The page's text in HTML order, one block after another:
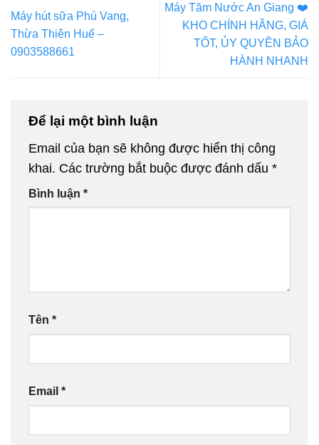
Máy hút sữa Phú Vang,
Thừa Thiên Huế –
0903588661
Máy Tăm Nước An Giang ❤️️
KHO CHÍNH HÃNG, GIÁ
TỐT, ỦY QUYỀN BẢO
HÀNH NHANH
Để lại một bình luận
Email của bạn sẽ không được hiển thị công
khai. Các trường bắt buộc được đánh dấu *
Bình luận *
Tên *
Email *